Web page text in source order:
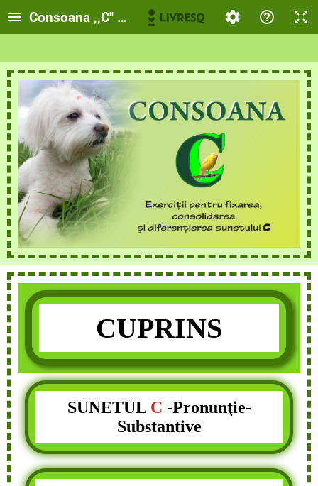
Consoana ,,C" - Exerciții pentru fixarea,
CUPRINS
SUNETUL C -Pronunţie-
Substantive